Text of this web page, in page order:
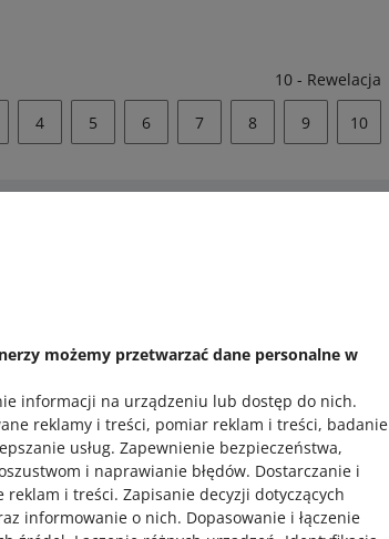
możemy przetwarzać dane personalne w
informacji na urządzeniu lub dostęp do nich.
reklamy i treści, pomiar reklam i treści, badanie
usług. Zapewnienie bezpieczeństwa,
i naprawianie błędów. Dostarczanie i
reklam i treści. Zapisanie decyzji dotyczących
informowanie o nich. Dopasowanie i łączenie
10 - Rewelacja
4 5 6 7 8 9 10